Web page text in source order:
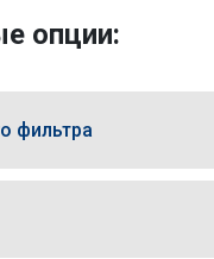
опции:
фильтра